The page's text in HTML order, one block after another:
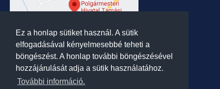
Ez a honlap sütiket használ. A sütik
elfogadásával kényelmesebbé teheti a
böngészést. A honlap további böngészésével
hozzájárulását adja a sütik használatához.
További információ.